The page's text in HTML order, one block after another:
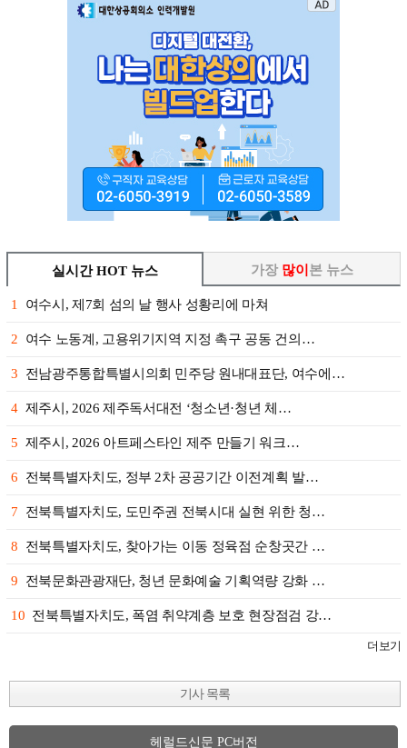
실시간 HOT 뉴스
1 여수시, 제7회 섬의 날 행사 성황리에 마쳐
2 여수 노동계, 고용위기지역 지정 촉구 공동 건의…
3 전남광주통합특별시의회 민주당 원내대표단, 여수에…
4 제주시, 2026 제주독서대전 ‘청소년·청년 체…
5 제주시, 2026 아트페스타인 제주 만들기 워크…
6 전북특별자치도, 정부 2차 공공기간 이전계획 발…
7 전북특별자치도, 도민주권 전북시대 실현 위한 청…
8 전북특별자치도, 찾아가는 이동 정육점 순창곳간 …
9 전북문화관광재단, 청년 문화예술 기획역량 강화 …
10 전북특별자치도, 폭염 취약계층 보호 현장점검 강…
더보기
가장 많이 본 뉴스
기사 목록
헤럴드신문 PC버전